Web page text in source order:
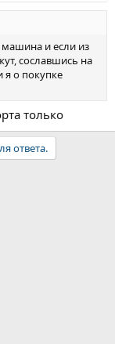
и если из
сославшись на
я о покупке
только
ответа.